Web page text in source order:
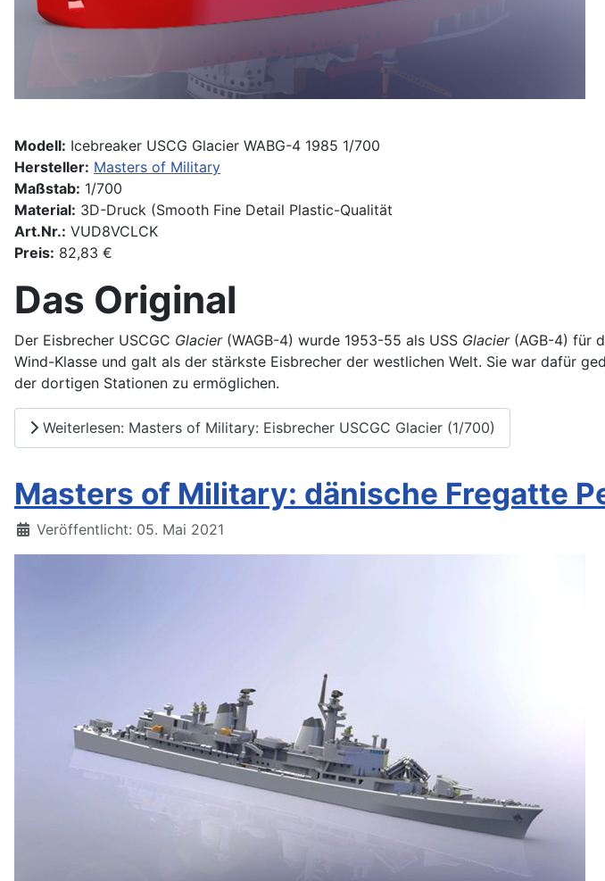
Modell: Icebreaker USCG Glacier WABG-4 1985 1/700
Hersteller: Masters of Military
Maßstab: 1/700
Material: 3D-Druck (Smooth Fine Detail Plastic-Qualität
Art.Nr.: VUD8VCLCK
Preis: 82,83 €
Das Original
Der Eisbrecher USCGC Glacier(WAGB-4) wurde 1953-55 als USS Glacier(AGB-4) für
Wind-Klasse und galt als der stärkste Eisbrecher der westlichen Welt. Sie war dafür
der dortigen Stationen zu ermöglichen.
Weiterlesen: Masters of Military: Eisbrecher USCGC Glacier (1/700)
Masters of Military: dänische Fregatte
Details
Veröffentlicht: 05. Mai 2021